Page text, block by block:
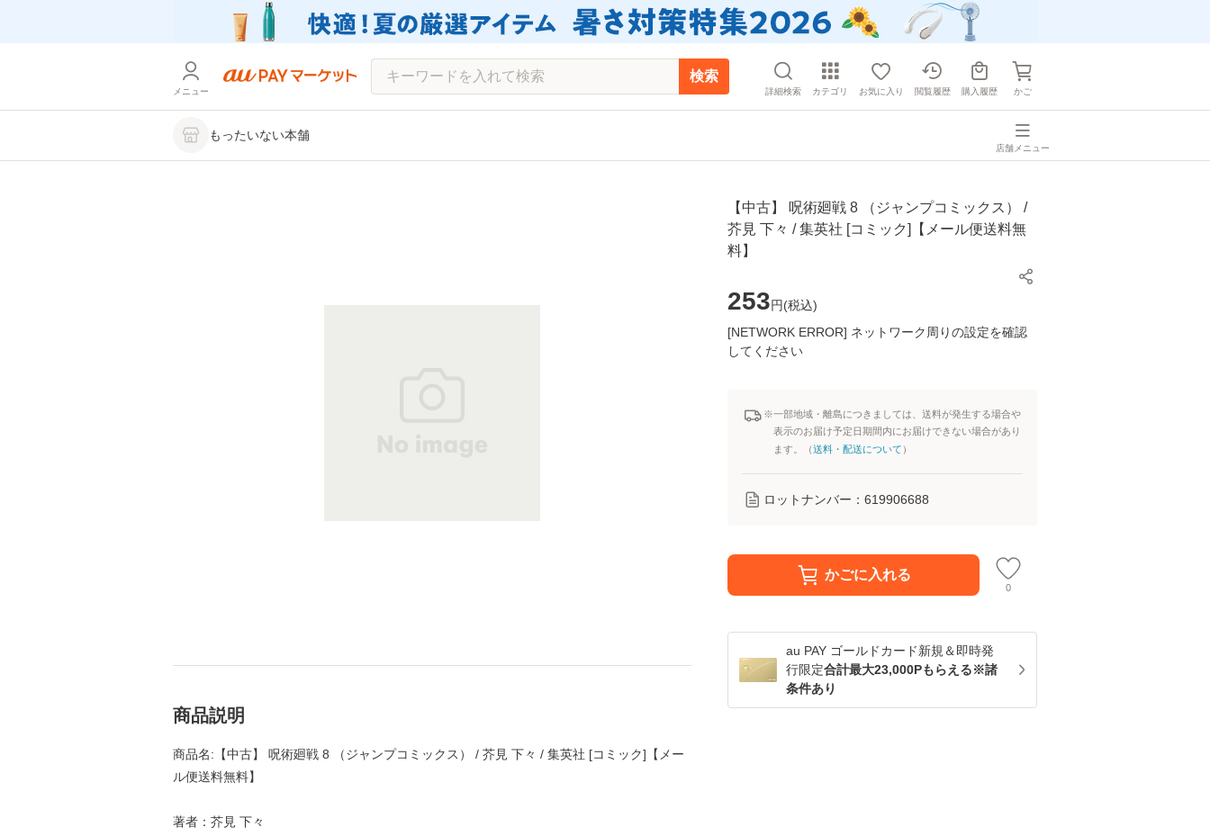
メニュー
検索
詳細検索 カテゴリ お気に入り 閲覧履歴 購入履歴 かご
もったいない本舗
店舗メニュー
【中古】 呪術廻戦 8 （ジャンプコミックス） /
芥見 下々 / 集英社 [コミック]【メール便送料無
料】
253円(税込)
[NETWORK ERROR] ネットワーク周りの設定を確認
してください
※一部地域・離島につきましては、送料が発生する場合や
表示のお届け予定日期間内にお届けできない場合があり
ます。（送料・配送について ）
ロットナンバー： 619906688
かごに入れる
0
au PAY ゴールドカード新規＆即時発
行限定合計最大23,000Pもらえる※諸
条件あり
商品説明
商品名:【中古】 呪術廻戦 8 （ジャンプコミックス） / 芥見 下々 / 集英社 [コミック]【メー
ル便送料無料】
著者：芥見 下々